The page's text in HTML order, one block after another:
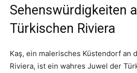
Sehenswürdigkeiten
Türkischen Riviera
Kaş, ein malerisches Küstendorf an
Riviera, ist ein wahres Juwel der